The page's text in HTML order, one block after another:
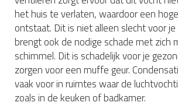
het huis te verlaten, waardoor een
ontstaat. Dit is niet alleen slecht voor
brengt ook de nodige schade met zich
schimmel. Dit is schadelijk voor je
zorgen voor een muffe geur.
vaak voor in ruimtes waar de
zoals in de keuken of badkamer.